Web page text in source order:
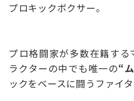
プロキックボクサー。
プロ格闘家が多数在籍する
ラクターの中でも唯一の“
ックをベースに闘うファイタ